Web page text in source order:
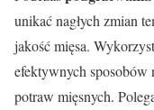
unikać nagłych zmian
jakość mięsa.
efektywnych sposobów
potraw mięsnych.